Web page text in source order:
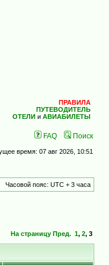
ПРАВИЛА
ПУТЕВОДИТЕЛЬ
ОТЕЛИ и АВИАБИЛЕТЫ
FAQ Поиск
время: 07 авг 2026, 10:51
Часовой пояс: UTC + 3 часа
На страницу Пред. 1, 2, 3